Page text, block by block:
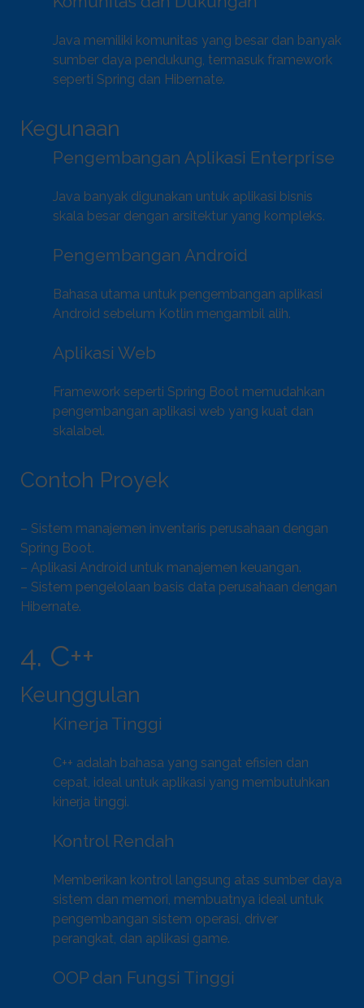
Java memiliki komunitas yang besar dan banyak
sumber daya pendukung, termasuk framework
seperti Spring dan Hibernate.
Kegunaan
Pengembangan Aplikasi Enterprise
Java banyak digunakan untuk aplikasi bisnis
skala besar dengan arsitektur yang kompleks.
Pengembangan Android
Bahasa utama untuk pengembangan aplikasi
Android sebelum Kotlin mengambil alih.
Aplikasi Web
Framework seperti Spring Boot memudahkan
pengembangan aplikasi web yang kuat dan
skalabel.
Contoh Proyek
– Sistem manajemen inventaris perusahaan dengan
Spring Boot.
– Aplikasi Android untuk manajemen keuangan.
– Sistem pengelolaan basis data perusahaan dengan
Hibernate.
4. C++
Keunggulan
Kinerja Tinggi
C++ adalah bahasa yang sangat efisien dan
cepat, ideal untuk aplikasi yang membutuhkan
kinerja tinggi.
Kontrol Rendah
Memberikan kontrol langsung atas sumber daya
sistem dan memori, membuatnya ideal untuk
pengembangan sistem operasi, driver
perangkat, dan aplikasi game.
OOP dan Fungsi Tinggi